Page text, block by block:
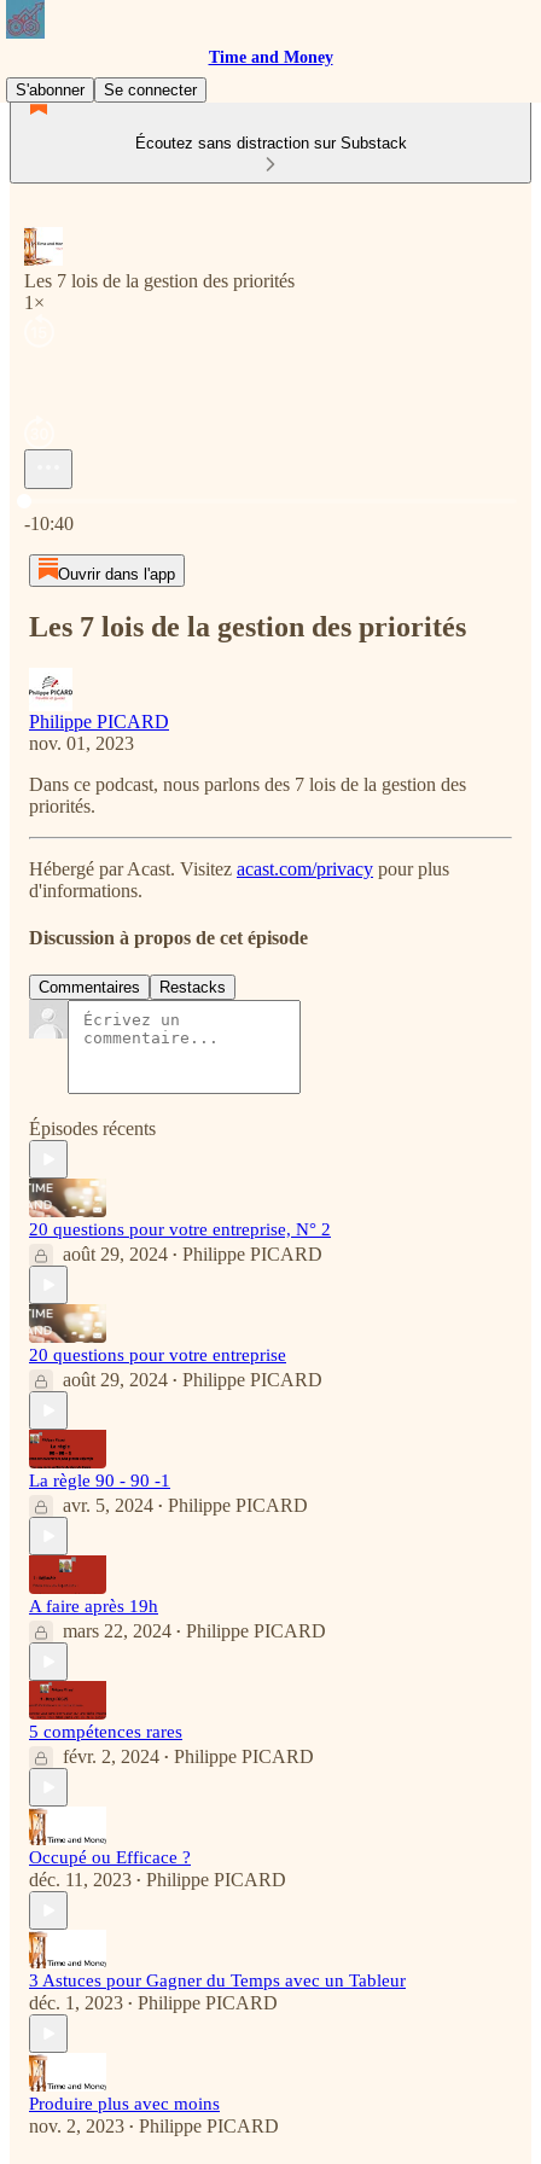
Time and Money
S'abonner
Se connecter
Écoutez sans distraction sur Substack
Les 7 lois de la gestion des priorités
1×
-10:40
Ouvrir dans l'app
Les 7 lois de la gestion des priorités
Philippe PICARD
nov. 01, 2023
Dans ce podcast, nous parlons des 7 lois de la gestion des
priorités.
Hébergé par Acast. Visitez acast.com/privacy pour plus
d'informations.
Discussion à propos de cet épisode
Commentaires Restacks
Épisodes récents
20 questions pour votre entreprise, N° 2
août 29, 2024 • Philippe PICARD
20 questions pour votre entreprise
août 29, 2024 • Philippe PICARD
La règle 90 - 90 -1
avr. 5, 2024 • Philippe PICARD
A faire après 19h
mars 22, 2024 • Philippe PICARD
5 compétences rares
févr. 2, 2024 • Philippe PICARD
Occupé ou Efficace ?
déc. 11, 2023 • Philippe PICARD
3 Astuces pour Gagner du Temps avec un Tableur
déc. 1, 2023 • Philippe PICARD
Produire plus avec moins
nov. 2, 2023 • Philippe PICARD